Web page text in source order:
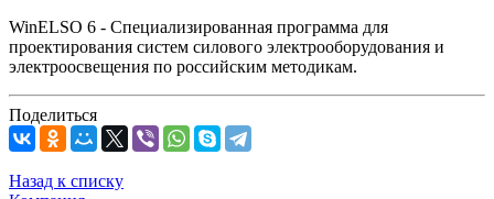
WinELSO 6 - Специализированная программа для
проектирования систем силового электрооборудования и
электроосвещения по российским методикам.
Поделиться
Назад к списку